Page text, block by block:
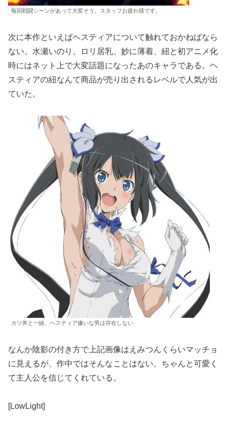
毎回戦闘シーンがあって大変そう。スタッフお疲れ様です。
次に本作といえばヘスティアについて触れておかねばなら
ない。水瀬いのり、ロリ居乳、妙に薄着、紐と初アニメ化
時にはネット上で大変話題になったあのキャラである。ヘ
スティアの紐なんて商品が売り出されるレベルで人気が出
ていた。
カツ丼と一緒、ヘスティア嫌いな男は存在しない
なんか陰影の付き方で上記画像はえみつんくらいマッチョ
に見えるが、作中ではそんなことはない。ちゃんと可愛く
て主人公を信じてくれている。
[LowLight]